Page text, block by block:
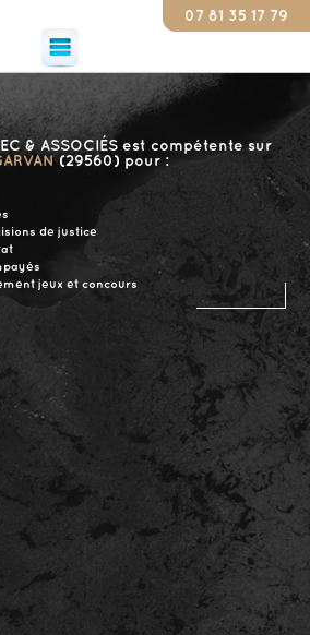
07 81 35 17 79
& ASSOCIÉS est compétente sur
(29560) pour :
de justice
jeux et concours